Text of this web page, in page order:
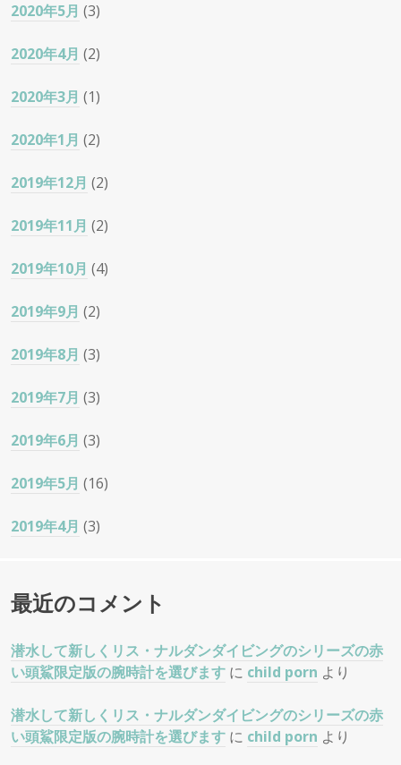
2020年5月 (3)
2020年4月 (2)
2020年3月 (1)
2020年1月 (2)
2019年12月 (2)
2019年11月 (2)
2019年10月 (4)
2019年9月 (2)
2019年8月 (3)
2019年7月 (3)
2019年6月 (3)
2019年5月 (16)
2019年4月 (3)
最近のコメント
潜水して新しくリス・ナルダンダイビングのシリーズの赤
い頭鯊限定版の腕時計を選びます に child porn より
潜水して新しくリス・ナルダンダイビングのシリーズの赤
い頭鯊限定版の腕時計を選びます に child porn より